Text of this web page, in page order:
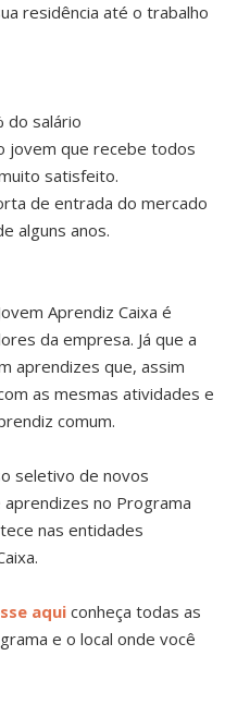
residência até o trabalho
do salário
jovem que recebe todos
satisfeito.
de entrada do mercado
alguns anos.
Aprendiz Caixa é
da empresa. Já que a
aprendizes que, assim
as mesmas atividades e
comum.
seletivo de novos
no Programa
nas entidades
aqui conheça todas as
e o local onde você